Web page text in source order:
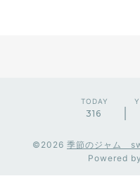
TODAY
316
©2026 季節のジャム
Powered by